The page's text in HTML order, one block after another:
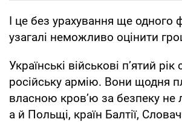
І це без урахування ще одного
узагалі неможливо оцінити
Українські військові пʼятий
російську армію. Вони щодня
власною кров’ю за безпеку не
а й Польщі, країн Балтії,